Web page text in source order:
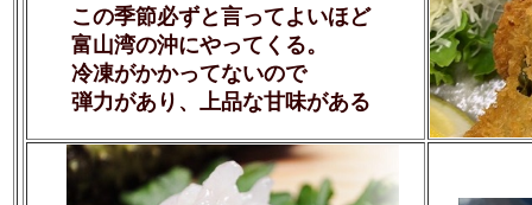
この季節必ずと言ってよいほど
富山湾の沖にやってくる。
冷凍がかかってないので
弾力があり、上品な甘味がある